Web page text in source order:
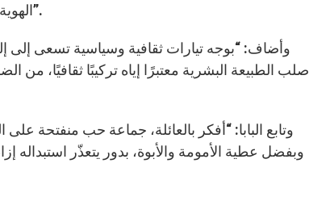
الهوية الذكرية، التي غالبًا ما تكون هي أيضًا موضوع تفكير متحيز وإيديولوجي”.
صلب الطبيعة البشرية معتبرًا إياه تركيبًا ثقافيًا، من
وبفضل عطية الأمومة والأبوة، بدور يتعذّر استبداله